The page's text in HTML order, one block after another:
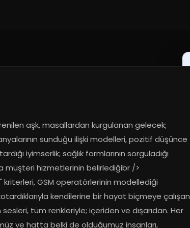
aşk, masallardan kurgulanan gelecek;
sunduğu ilişki modelleri, pozitif düşünce
iyimserlik; sağlık formlarının sorguladığı
müşteri hizmetlerinin belirlediğibr />
GSM operatörlerinin modellediği
kendilerine bir hayat biçmeye çalışan
sesleri, tüm renkleriyle; içeriden ve dışarıdan. Her
ve hatta belki de olduğumuz insanları,